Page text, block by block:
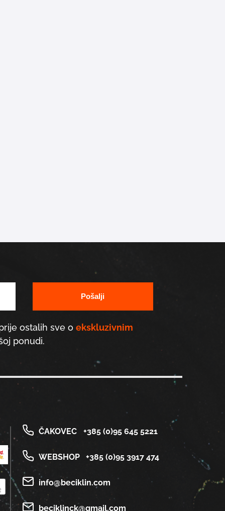
ostalih sve o ekskluzivnim
ponudi.
ČAKOVEC +385 (0)95 645 5221
WEBSHOP +385 (0)95 3917 474
info@beciklin.com
beciklinck@gmail.com